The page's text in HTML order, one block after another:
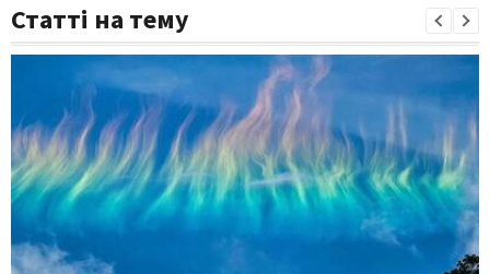
Статті на тему